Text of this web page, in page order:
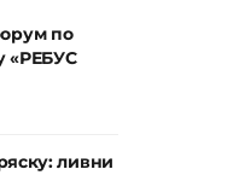
по
«РЕБУС
ливни